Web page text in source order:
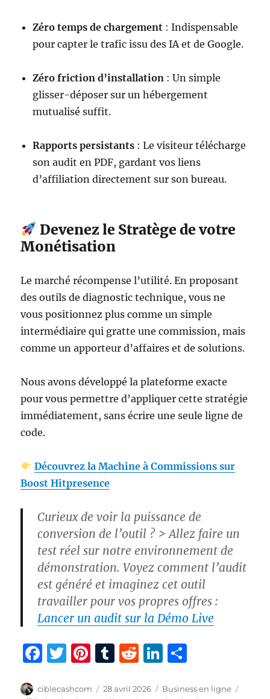
Zéro temps de chargement : Indispensable
pour capter le trafic issu des IA et de Google.
Zéro friction d’installation : Un simple
glisser-déposer sur un hébergement
mutualisé suffit.
Rapports persistants : Le visiteur télécharge
son audit en PDF, gardant vos liens
d’affiliation directement sur son bureau.
Devenez le Stratège de votre
Monétisation
Le marché récompense l’utilité. En proposant
des outils de diagnostic technique, vous ne
vous positionnez plus comme un simple
intermédiaire qui gratte une commission, mais
comme un apporteur d’affaires et de solutions.
Nous avons développé la plateforme exacte
pour vous permettre d’appliquer cette stratégie
immédiatement, sans écrire une seule ligne de
code.
Découvrez la Machine à Commissions sur
Boost Hitpresence
Curieux de voir la puissance de
conversion de l’outil ?> Allez faire un
test réel sur notre environnement de
démonstration. Voyez comment l’audit
est généré et imaginez cet outil
travailler pour vos propres offres :
Lancer un audit sur la Démo Live
F
c
T
it
Pi
te
T
m
R
d
Li
k rt
Auteur
ciblecashcom
Publié
28 avril 2026 Catégories
Business en ligne